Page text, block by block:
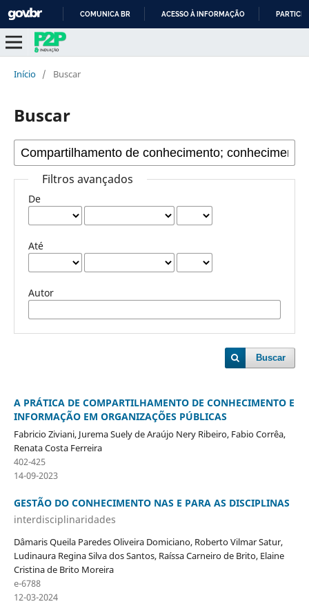
COMUNICA BR ACESSO À INFORMAÇÃO
Início / Buscar
Buscar
Filtros avançados
De
Até
Autor
Buscar
A PRÁTICA DE COMPARTILHAMENTO DE CONHECIMENTO E
INFORMAÇÃO EM ORGANIZAÇÕES PÚBLICAS
Fabricio Ziviani, Jurema Suely de Araújo Nery Ribeiro, Fabio Corrêa,
Renata Costa Ferreira
402-425
14-09-2023
GESTÃO DO CONHECIMENTO NAS E PARA AS DISCIPLINAS
interdisciplinaridades
Dâmaris Queila Paredes Oliveira Domiciano, Roberto Vilmar Satur,
Ludinaura Regina Silva dos Santos, Raíssa Carneiro de Brito, Elaine
Cristina de Brito Moreira
e-6788
12-03-2024